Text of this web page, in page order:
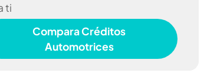
ti
Compara Créditos
Automotrices